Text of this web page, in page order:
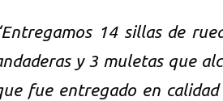
14 sillas de
y 3 muletas que
fue entregado en